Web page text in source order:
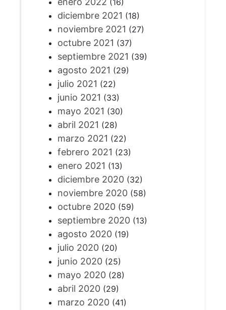
(16)
diciembre 2021 (18)
noviembre 2021 (27)
octubre 2021 (37)
septiembre 2021 (39)
agosto 2021 (29)
julio 2021 (22)
junio 2021 (33)
mayo 2021 (30)
abril 2021 (28)
marzo 2021 (22)
febrero 2021 (23)
enero 2021 (13)
diciembre 2020(32)
noviembre 2020(58)
octubre 2020(59)
septiembre 2020(13)
agosto 2020(19)
julio 2020(20)
junio 2020(25)
mayo 2020(28)
abril 2020(29)
marzo 2020(41)